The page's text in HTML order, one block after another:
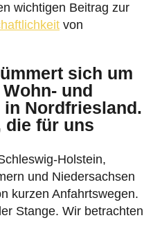
wichtigen Beitrag zur
von
sich um
und
Nordfriesland.
die für uns
Holstein,
und Niedersachsen
kurzen Anfahrtswegen.
Stange. Wir betrachten